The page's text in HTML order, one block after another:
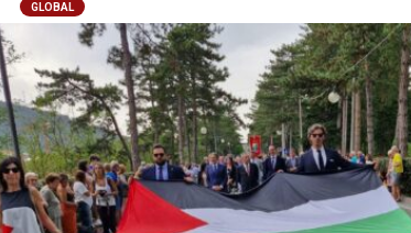
GLOBAL